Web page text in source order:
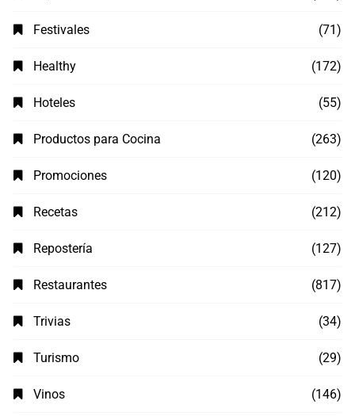
Festivales (71)
Healthy (172)
Hoteles (55)
Productos para Cocina (263)
Promociones (120)
Recetas (212)
Repostería (127)
Restaurantes (817)
Trivias (34)
Turismo (29)
Vinos (146)